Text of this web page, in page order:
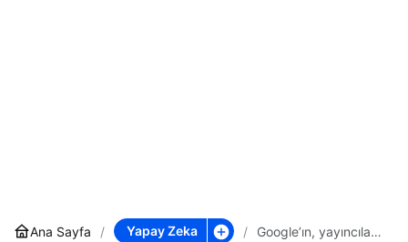
Ana Sayfa Yapay Zeka
Google’ın, yayıncılara